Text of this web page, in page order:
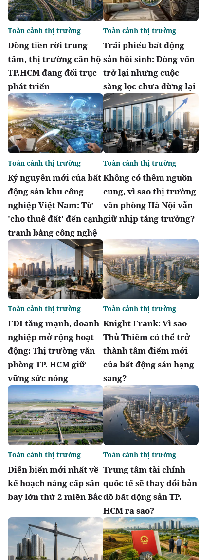
Dòng tiền rời trung
tâm, thị trường căn hộ
TP.HCM đang đổi trục
phát triển
Toàn cảnh thị trường
Trái phiếu bất động
sản hồi sinh: Dòng vốn
trở lại nhưng cuộc
sàng lọc chưa dừng lại
Toàn cảnh thị trường
Kỷ nguyên mới của bất
động sản khu công
nghiệp Việt Nam: Từ
'cho thuê đất' đến cạnh
tranh bằng công nghệ
Toàn cảnh thị trường
Không có thêm nguồn
cung, vì sao thị trường
văn phòng Hà Nội vẫn
giữ nhịp tăng trưởng?
Toàn cảnh thị trường
FDI tăng mạnh, doanh
nghiệp mở rộng hoạt
động: Thị trường văn
phòng TP. HCM giữ
vững sức nóng
Toàn cảnh thị trường
Knight Frank: Vì sao
Thủ Thiêm có thể trở
thành tâm điểm mới
của bất động sản hạng
sang?
Toàn cảnh thị trường
Diễn biến mới nhất về
kế hoạch nâng cấp sân
bay lớn thứ 2 miền Bắc
Toàn cảnh thị trường
Trung tâm tài chính
quốc tế sẽ thay đổi bản
đồ bất động sản TP.
HCM ra sao?
Toàn cảnh thị trường